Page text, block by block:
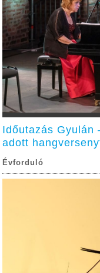
Időutazás Gyulán
adott
Évforduló